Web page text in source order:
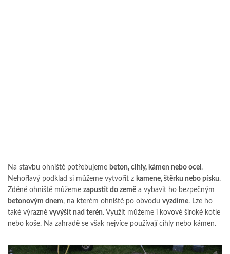
Na stavbu ohniště potřebujeme beton, cihly, kámen nebo ocel .
Nehořlavý podklad si můžeme vytvořit z kamene, štěrku nebo písku.
Zděné ohniště můžeme zapustit do země a vybavit ho bezpečným
betonovým dnem, na kterém ohniště po obvodu vyzdíme. Lze ho
také výrazně vyvýšit nad terén. Využít můžeme i kovové široké kotle
nebo koše. Na zahradě se však nejvíce používají cihly nebo kámen.